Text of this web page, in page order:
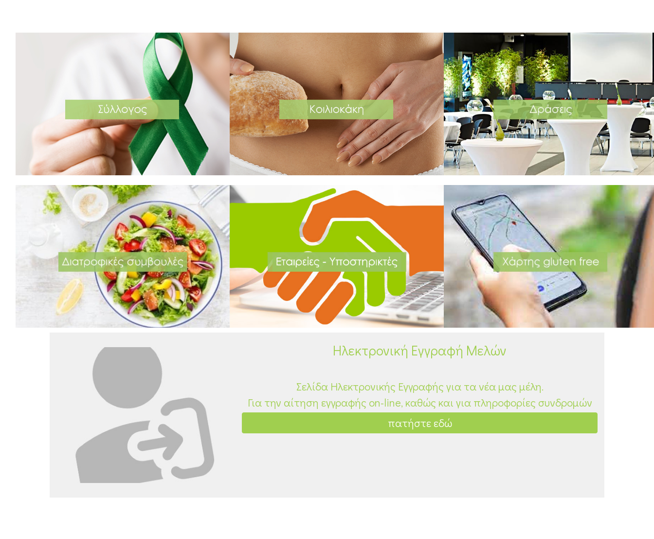
Ηλεκτρονική Εγγραφή Μελών
Σελίδα Ηλεκτρονικής Εγγραφής για τα νέα μας μέλη.
Για την αίτηση εγγραφής οn-line, καθώς και για πληροφορίες συνδρομών
πατήστε εδώ